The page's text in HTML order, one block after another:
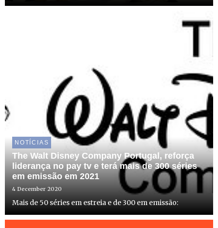
NOTÍCIAS
The Walt Disney Company Portugal, reforça
liderança no pay tv e terá mais de 300 séries
em emissão em 2021
4 December 2020
Mais de 50 séries em estreia e de 300 em emissão: